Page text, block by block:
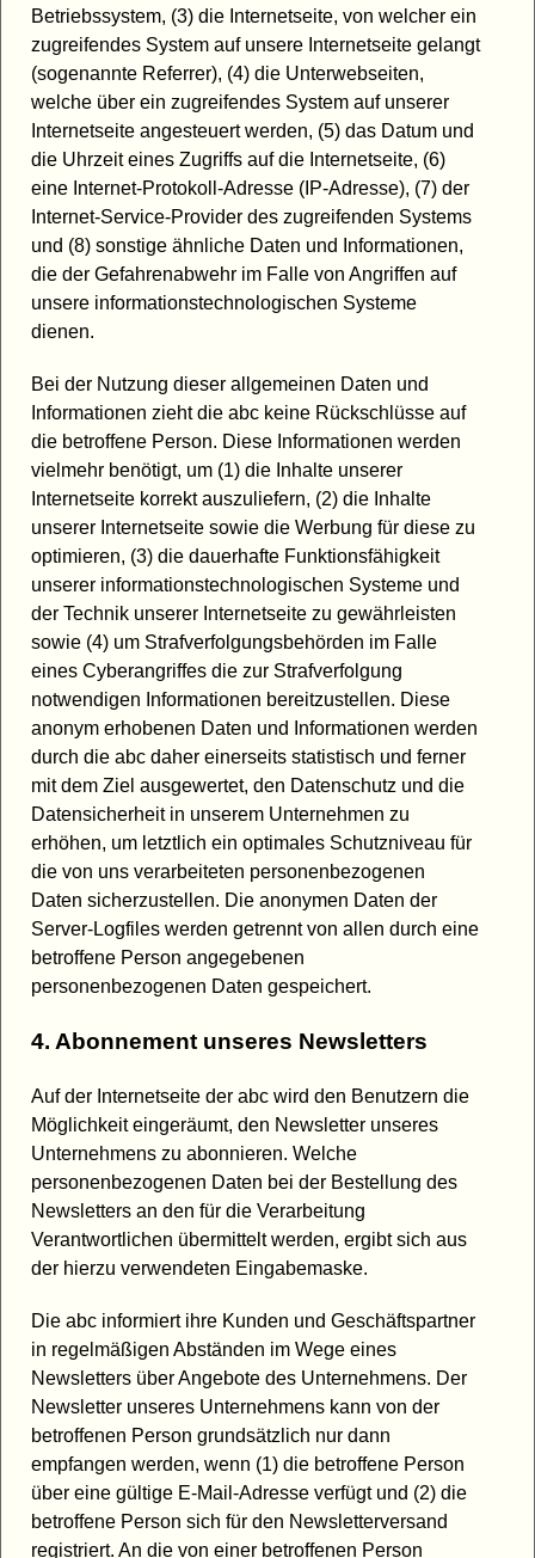
Betriebssystem, (3) die Internetseite, von welcher ein
zugreifendes System auf unsere Internetseite gelangt
(sogenannte Referrer), (4) die Unterwebseiten,
welche über ein zugreifendes System auf unserer
Internetseite angesteuert werden, (5) das Datum und
die Uhrzeit eines Zugriffs auf die Internetseite, (6)
eine Internet-Protokoll-Adresse (IP-Adresse), (7) der
Internet-Service-Provider des zugreifenden Systems
und (8) sonstige ähnliche Daten und Informationen,
die der Gefahrenabwehr im Falle von Angriffen auf
unsere informationstechnologischen Systeme
dienen.
Bei der Nutzung dieser allgemeinen Daten und
Informationen zieht die abc keine Rückschlüsse auf
die betroffene Person. Diese Informationen werden
vielmehr benötigt, um (1) die Inhalte unserer
Internetseite korrekt auszuliefern, (2) die Inhalte
unserer Internetseite sowie die Werbung für diese zu
optimieren, (3) die dauerhafte Funktionsfähigkeit
unserer informationstechnologischen Systeme und
der Technik unserer Internetseite zu gewährleisten
sowie (4) um Strafverfolgungsbehörden im Falle
eines Cyberangriffes die zur Strafverfolgung
notwendigen Informationen bereitzustellen. Diese
anonym erhobenen Daten und Informationen werden
durch die abc daher einerseits statistisch und ferner
mit dem Ziel ausgewertet, den Datenschutz und die
Datensicherheit in unserem Unternehmen zu
erhöhen, um letztlich ein optimales Schutzniveau für
die von uns verarbeiteten personenbezogenen
Daten sicherzustellen. Die anonymen Daten der
Server-Logfiles werden getrennt von allen durch eine
betroffene Person angegebenen
personenbezogenen Daten gespeichert.
4. Abonnement unseres Newsletters
Auf der Internetseite der abc wird den Benutzern die
Möglichkeit eingeräumt, den Newsletter unseres
Unternehmens zu abonnieren. Welche
personenbezogenen Daten bei der Bestellung des
Newsletters an den für die Verarbeitung
Verantwortlichen übermittelt werden, ergibt sich aus
der hierzu verwendeten Eingabemaske.
Die abc informiert ihre Kunden und Geschäftspartner
in regelmäßigen Abständen im Wege eines
Newsletters über Angebote des Unternehmens. Der
Newsletter unseres Unternehmens kann von der
betroffenen Person grundsätzlich nur dann
empfangen werden, wenn (1) die betroffene Person
über eine gültige E-Mail-Adresse verfügt und (2) die
betroffene Person sich für den Newsletterversand
registriert. An die von einer betroffenen Person